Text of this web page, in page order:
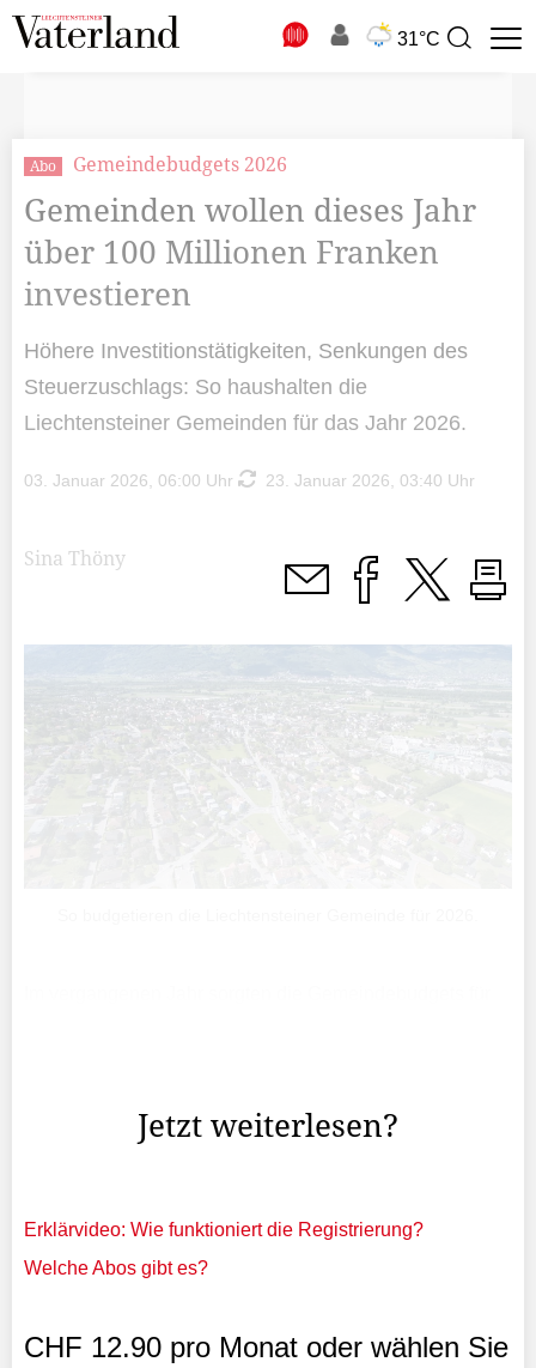
31°C
Suchbegriff
Abo Gemeindebudgets 2026
Gemeinden wollen dieses Jahr
über 100 Millionen Franken
investieren
Höhere Investitionstätigkeiten, Senkungen des
Steuerzuschlags: So haushalten die
Liechtensteiner Gemeinden für das Jahr 2026.
03. Januar 2026, 06:00 Uhr 23. Januar 2026, 03:40 Uhr
Sina Thöny
Jetzt weiterlesen?
Erklärvideo: Wie funktioniert die Registrierung?
Welche Abos gibt es?
CHF 12.90 pro Monat oder wählen Sie